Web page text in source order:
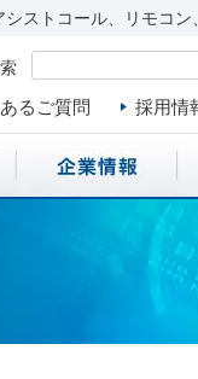
ストコール、リモコ
るご質問 採用情